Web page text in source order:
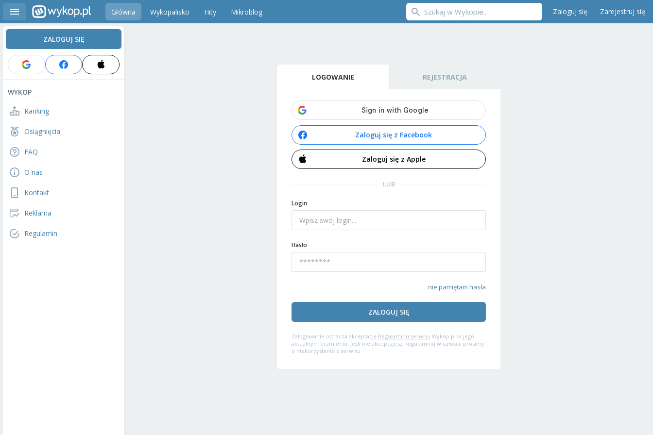
Główna Wykopalisko Hity Mikroblog Zaloguj się Zarejestruj się
ZALOGUJ SIĘ
WYKOP
Ranking
Osiągnięcia
FAQ
O nas
Kontakt
Reklama
Regulamin
LOGOWANIE REJESTRACJA
Zaloguj się z Facebook
Zaloguj się z Apple
LUB
Login
Hasło
nie pamiętam hasła
ZALOGUJ SIĘ
Zalogowanie oznacza akceptację Regulaminu serwisu Wykop.pl w jego
aktualnym brzmieniu. Jeśli nie akceptujesz Regulaminu w całości, prosimy
o niekorzystanie z serwisu.